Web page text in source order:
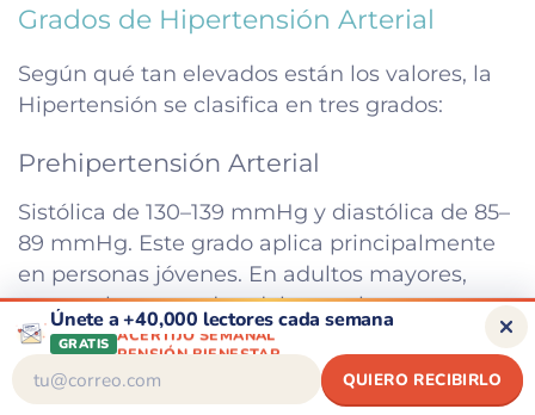
Grados de Hipertensión Arterial
Según qué tan elevados están los valores, la
Hipertensión se clasifica en tres grados:
Prehipertensión Arterial
Sistólica de 130–139 mmHg y diastólica de 85–
89 mmHg. Este grado aplica principalmente
en personas jóvenes. En adultos mayores,
estos valores pueden deberse al
endurecimiento natural de los vasos y deben
evaluarse en contexto.
Únete a +40,000 lectores cada semana
GRATIS PENSIÓN BIENESTAR
CONSEJOS DE SALUD
ACERTIJO SEMANAL
QUIERO RECIBIRLO